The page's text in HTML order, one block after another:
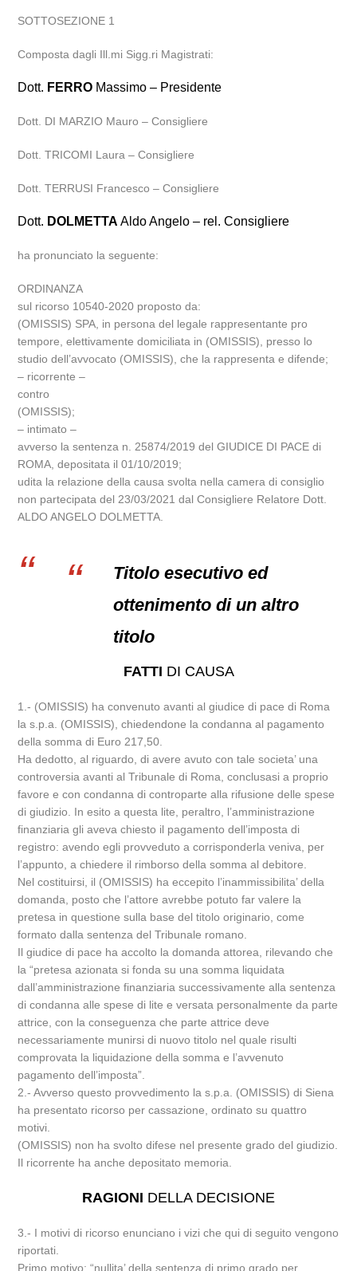
SOTTOSEZIONE 1
Composta dagli Ill.mi Sigg.ri Magistrati:
Dott. FERRO Massimo – Presidente
Dott. DI MARZIO Mauro – Consigliere
Dott. TRICOMI Laura – Consigliere
Dott. TERRUSI Francesco – Consigliere
Dott. DOLMETTA Aldo Angelo – rel. Consigliere
ha pronunciato la seguente:
ORDINANZA
sul ricorso 10540-2020 proposto da:
(OMISSIS) SPA, in persona del legale rappresentante pro
tempore, elettivamente domiciliata in (OMISSIS), presso lo
studio dell’avvocato (OMISSIS), che la rappresenta e difende;
– ricorrente –
contro
(OMISSIS);
– intimato –
avverso la sentenza n. 25874/2019 del GIUDICE DI PACE di
ROMA, depositata il 01/10/2019;
udita la relazione della causa svolta nella camera di consiglio
non partecipata del 23/03/2021 dal Consigliere Relatore Dott.
ALDO ANGELO DOLMETTA.
Titolo esecutivo ed
ottenimento di un altro
titolo
FATTI DI CAUSA
1.- (OMISSIS) ha convenuto avanti al giudice di pace di Roma
la s.p.a. (OMISSIS), chiedendone la condanna al pagamento
della somma di Euro 217,50.
Ha dedotto, al riguardo, di avere avuto con tale societa’ una
controversia avanti al Tribunale di Roma, conclusasi a proprio
favore e con condanna di controparte alla rifusione delle spese
di giudizio. In esito a questa lite, peraltro, l’amministrazione
finanziaria gli aveva chiesto il pagamento dell’imposta di
registro: avendo egli provveduto a corrisponderla veniva, per
l’appunto, a chiedere il rimborso della somma al debitore.
Nel costituirsi, il (OMISSIS) ha eccepito l’inammissibilita’ della
domanda, posto che l’attore avrebbe potuto far valere la
pretesa in questione sulla base del titolo originario, come
formato dalla sentenza del Tribunale romano.
Il giudice di pace ha accolto la domanda attorea, rilevando che
la “pretesa azionata si fonda su una somma liquidata
dall’amministrazione finanziaria successivamente alla sentenza
di condanna alle spese di lite e versata personalmente da parte
attrice, con la conseguenza che parte attrice deve
necessariamente munirsi di nuovo titolo nel quale risulti
comprovata la liquidazione della somma e l’avvenuto
pagamento dell’imposta”.
2.- Avverso questo provvedimento la s.p.a. (OMISSIS) di Siena
ha presentato ricorso per cassazione, ordinato su quattro
motivi.
(OMISSIS) non ha svolto difese nel presente grado del giudizio.
Il ricorrente ha anche depositato memoria.
RAGIONI DELLA DECISIONE
3.- I motivi di ricorso enunciano i vizi che qui di seguito vengono
riportati.
Primo motivo: “nullita’ della sentenza di primo grado per